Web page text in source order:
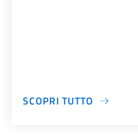
SCOPRI TUTTO